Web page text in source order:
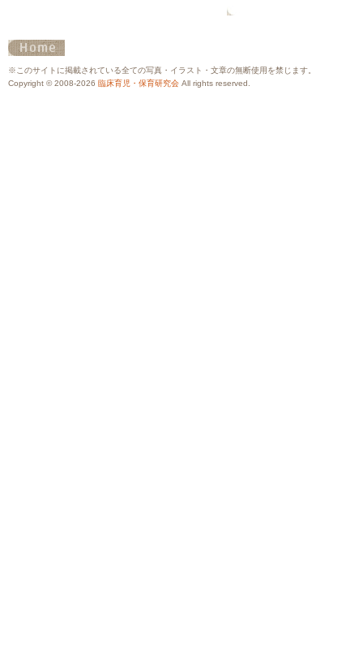
※このサイトに掲載されている全ての写真・イラスト・文章の無断使用を禁じます。
Copyright © 2008-2026 臨床育児・保育研究会 All rights reserved.